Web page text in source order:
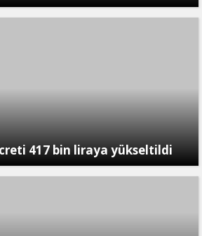
417 bin liraya yükseltildi